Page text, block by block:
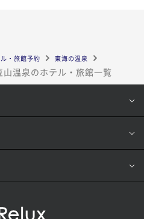
・旅館予約
東海の温泉
山温泉のホテル・旅館一覧